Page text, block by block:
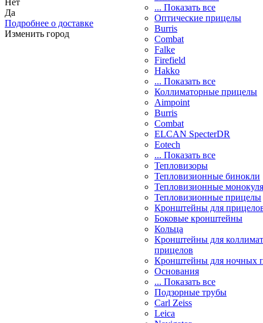
Нет
Да
Подробнее о доставке
Изменить город
... Показать все
Оптические прицелы
Burris
Combat
Falke
Firefield
Hakko
... Показать все
Коллиматорные прицелы
Aimpoint
Burris
Combat
ELCAN SpecterDR
Eotech
... Показать все
Тепловизоры
Тепловизионные бинокли
Тепловизионные
Тепловизионные прицелы
Кронштейны для
Боковые кронштейны
Кольца
Кронштейны для
прицелов
Кронштейны для ночных
Основания
... Показать все
Подзорные трубы
Carl Zeiss
Leica